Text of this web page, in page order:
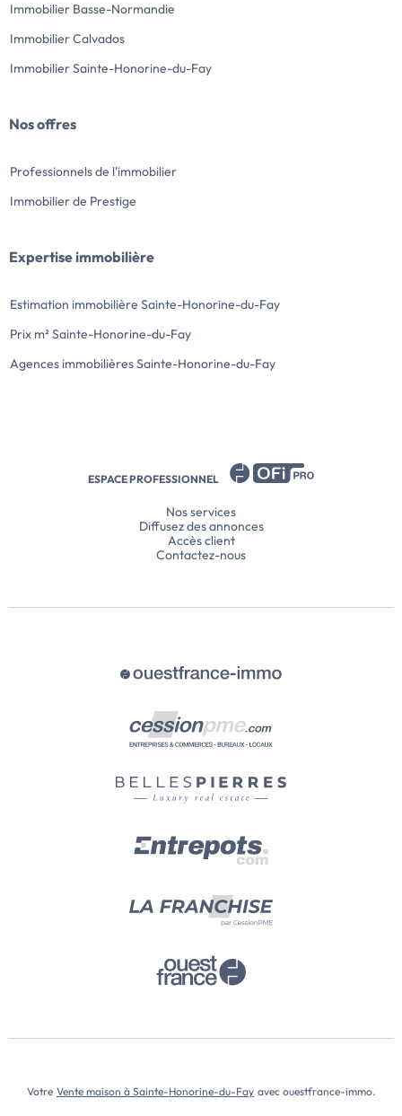
Immobilier Basse-Normandie
Immobilier Calvados
Immobilier Sainte-Honorine-du-Fay
Nos offres
Professionnels de l'immobilier
Immobilier de Prestige
Expertise immobilière
Estimation immobilière Sainte-Honorine-du-Fay
Prix m² Sainte-Honorine-du-Fay
Agences immobilières Sainte-Honorine-du-Fay
ESPACE PROFESSIONNEL
Nos services
Diffusez des annonces
Accès client
Contactez-nous
Votre Vente maison à Sainte-Honorine-du-Fay avec ouestfrance-immo.